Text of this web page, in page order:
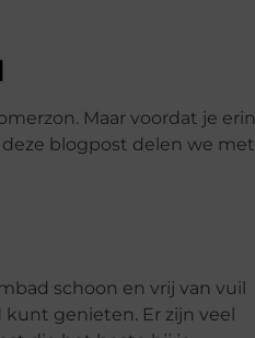
Maar voordat je erin
blogpost delen we met
schoon en vrij van vuil
genieten. Er zijn veel